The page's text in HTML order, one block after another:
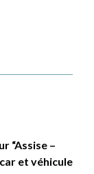
“Assise –
et véhicule